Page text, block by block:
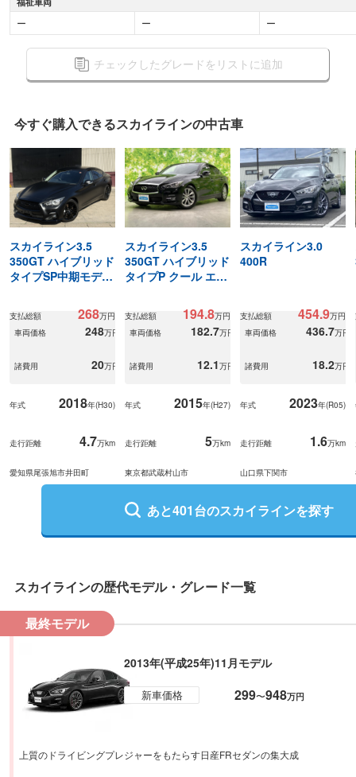
ー ー ー
チェックしたグレードをリストに追加
今すぐ購入できるスカイラインの中古車
スカイライン3.5
350GT ハイブリッド
タイプSP中期モデ
支払総額 268万円
車両価格
248万円
諸費用 20万円
年式 2018年(H30)
走行距離 4.7万km
愛知県尾張旭市井田町
スカイライン3.5
350GT ハイブリッド
タイプP クール エク
支払総額 194.8万円
車両価格
182.7万円
諸費用 12.1万円
年式 2015年(H27)
走行距離 5万km
東京都武蔵村山市
スカイライン3.0
400R
支払総額 454.9万円
車両価格
436.7万円
諸費用 18.2万円
年式 2023年(R05)
走行距離 1.6万km
山口県下関市
あと401台のスカイラインを探す
スカイラインの歴代モデル・グレード一覧
最終モデル
2013年(平成25年)11月モデル
新車価格 299〜948万円
上質のドライビングプレジャーをもたらす日産FRセダンの集大成